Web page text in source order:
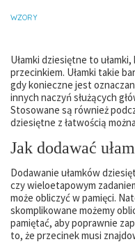
WZORY
Ułamki dziesiętne to
przecinkiem. Ułamki takie
gdy konieczne jest
innych naczyń służących
Stosowane są również
dziesiętne z łatwością
Jak dodawać
Dodawanie ułamków
czy wieloetapowym
może obliczyć w pamięci.
skomplikowane możemy
pamiętać, aby poprawnie
to, że przecinek musi